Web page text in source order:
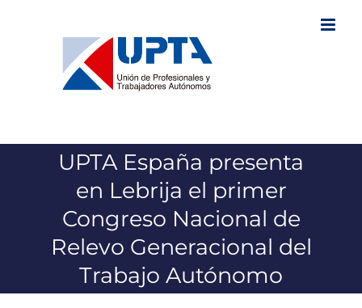
UPTA España presenta
en Lebrija el primer
Congreso Nacional de
Relevo Generacional del
Trabajo Autónomo